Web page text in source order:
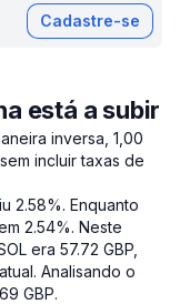
Cadastre-se
está a subir
inversa, 1,00
incluir taxas de
2.58%. Enquanto
2.54%. Neste
era 57.72 GBP,
Analisando o
GBP.